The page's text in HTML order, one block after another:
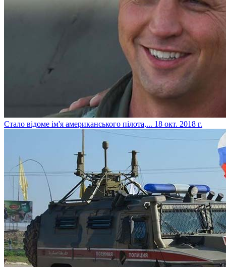
​Стало відоме ім'я американського пілота,... 18 окт. 2018 г.